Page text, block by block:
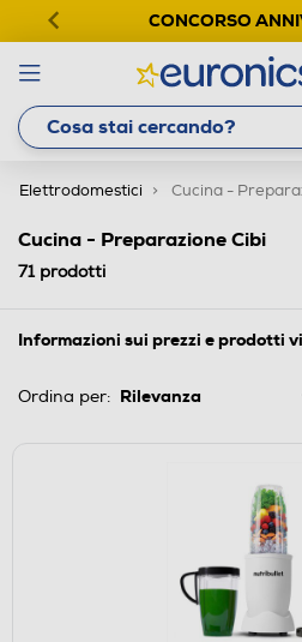
CONCORSO
Elettrodomestici Cucina -
Cucina - Preparazione Cibi
71prodotti
Informazioni sui prezzi e prodotti
Ordina per: